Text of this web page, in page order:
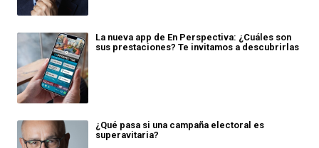
La nueva app de En Perspectiva: ¿Cuáles son
sus prestaciones? Te invitamos a descubrirlas
¿Qué pasa si una campaña electoral es
superavitaria?